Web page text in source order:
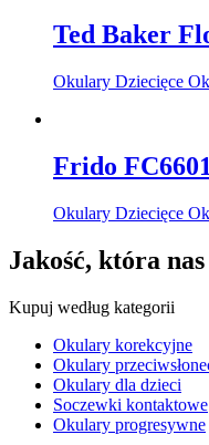
Ted Baker
Okulary Dziecięce
Frido
Okulary Dziecięce
Jakość, która
Kupuj według kategorii
Okulary korekcyjne
Okulary
Okulary dla dzieci
Soczewki kontaktowe
Okulary progresywne